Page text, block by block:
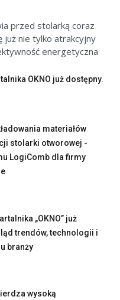
przed stolarką coraz
już nie tylko atrakcyjny
energetyczna
OKNO już dostępny.
materiałów
stolarki otworowej -
LogiComb dla firmy
„OKNO” już
trendów, technologii i
branży
wysoką